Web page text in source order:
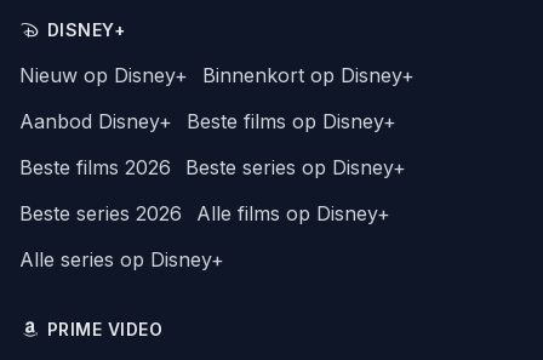
DISNEY+
Nieuw op Disney+
Binnenkort op Disney+
Aanbod Disney+
Beste films op Disney+
Beste films 2026
Beste series op Disney+
Beste series 2026
Alle films op Disney+
Alle series op Disney+
PRIME VIDEO